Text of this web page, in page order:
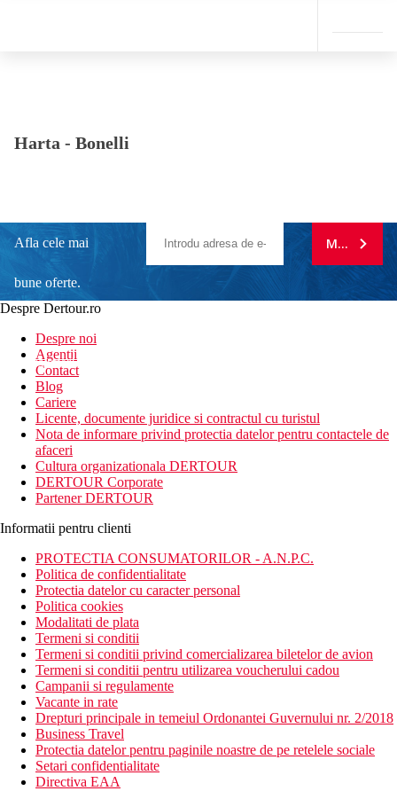
Harta - Bonelli
Afla cele mai
bune oferte.
newsletter!
MA
Despre Dertour.ro
Despre noi
Agentii
Contact
Blog
Cariere
Licente, documente juridice si contractul cu turistul
Nota de informare privind protectia datelor pentru contactele de
afaceri
Cultura organizationala DERTOUR
DERTOUR Corporate
Partener DERTOUR
Informatii pentru clienti
PROTECTIA CONSUMATORILOR - A.N.P.C.
Politica de confidentialitate
Protectia datelor cu caracter personal
Politica cookies
Modalitati de plata
Termeni si conditii
Termeni si conditii privind comercializarea biletelor de avion
Termeni si conditii pentru utilizarea voucherului cadou
Campanii si regulamente
Vacante in rate
Drepturi principale in temeiul Ordonantei Guvernului nr. 2/2018
Business Travel
Protectia datelor pentru paginile noastre de pe retelele sociale
Setari confidentialitate
Directiva EAA